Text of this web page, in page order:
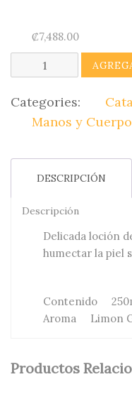
₡7,488.00
Lotion
(Limon
Granada)
Collection
quantity
Categories:
Manos y Cuerpo
DESCRIPCIÓN
Descripción
Delicada loción
humectar la piel
Contenido
Aroma Limon
Productos